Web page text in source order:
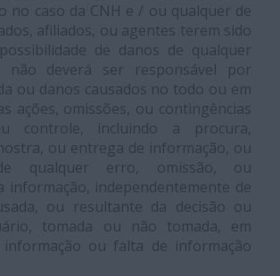
no caso da CNH e / ou qualquer de
afiliados, ou agentes terem sido
de danos de qualquer
não deverá ser responsável por
ou danos causados no todo ou em
ações, omissões, ou contingências
controle, incluindo a procura,
ou entrega de informação, ou
qualquer erro, omissão, ou
informação, independentemente de
ou resultante da decisão ou
tomada ou não tomada, em
informação ou falta de informação